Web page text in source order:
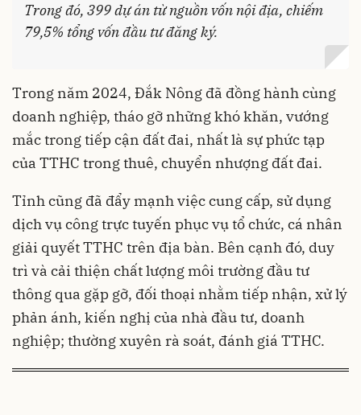
Trong đó, 399 dự án từ nguồn vốn nội địa, chiếm
79,5% tổng vốn đầu tư đăng ký.
Trong năm 2024, Đắk Nông đã đồng hành cùng
doanh nghiệp, tháo gỡ những khó khăn, vướng
mắc trong tiếp cận đất đai, nhất là sự phức tạp
của TTHC trong thuê, chuyển nhượng đất đai.
Tỉnh cũng đã đẩy mạnh việc cung cấp, sử dụng
dịch vụ công trực tuyến phục vụ tổ chức, cá nhân
giải quyết TTHC trên địa bàn. Bên cạnh đó, duy
trì và cải thiện chất lượng môi trường đầu tư
thông qua gặp gỡ, đối thoại nhằm tiếp nhận, xử lý
phản ánh, kiến nghị của nhà đầu tư, doanh
nghiệp; thường xuyên rà soát, đánh giá TTHC.